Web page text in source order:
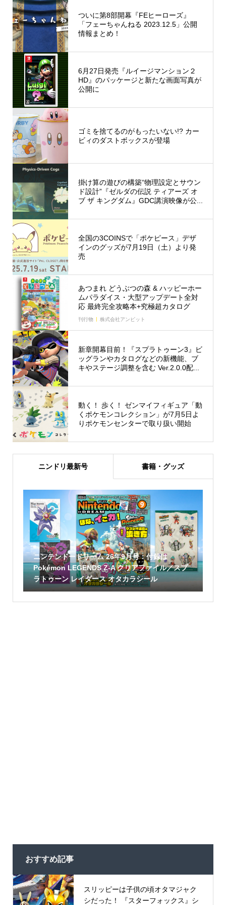
ついに第8部開幕『FEヒーローズ』
「フェーちゃんねる 2023.12.5」公開
情報まとめ！
6月27日発売『ルイージマンション２
HD』のパッケージと新たな画面写真が
公開に
ゴミを捨てるのがもったいない!? カー
ビィのダストボックスが登場
掛け算の遊びの構築“物理設定とサウン
ド設計”『ゼルダの伝説 ティアーズ オ
ブ ザ キングダム』GDC講演映像が公...
全国の3COINSで「ポケピース」デザ
インのグッズが7月19日（土）より発
売
あつまれ どうぶつの森 & ハッピーホー
ムパラダイス・大型アップデート全対
応 最終完全攻略本+究極超カタログ
刊行物 株式会社アンビット
新章開幕目前！『スプラトゥーン3』ビ
ッグランやカタログなどの新機能、ブ
キやステージ調整を含む Ver.2.0.0配...
動く！ 歩く！ ゼンマイフィギュア「動
くポケモンコレクション」が7月5日よ
りポケモンセンターで取り扱い開始
ニンドリ最新号 書籍・グッズ
ニンテンドードリーム 26年9月号：付録は
Pokémon LEGENDS Z-A クリアファイル／スプ
ラトゥーン レイダース オタカラシール
おすすめ記事
スリッピーは子供の頃オタマジャク
シだった！ 『スターフォックス』シ